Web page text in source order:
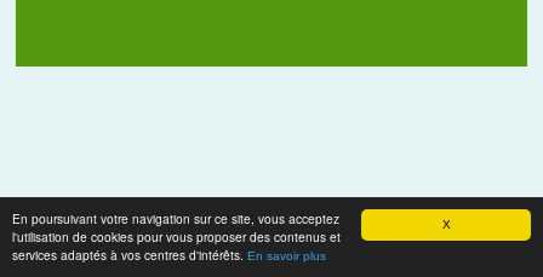
X
En poursuivant votre navigation sur ce site, vous acceptez
l'utilisation de cookies pour vous proposer des contenus et
services adaptés à vos centres d'intérêts. En savoir plus